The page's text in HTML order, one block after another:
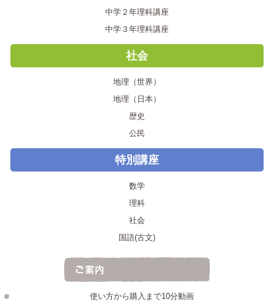
中学２年理科講座
中学３年理科講座
社会
地理（世界）
地理（日本）
歴史
公民
特別講座
数学
理科
社会
国語(古文)
使い方から購入まで10分動画